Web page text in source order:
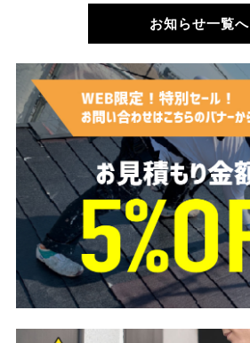
お知らせ一覧へ